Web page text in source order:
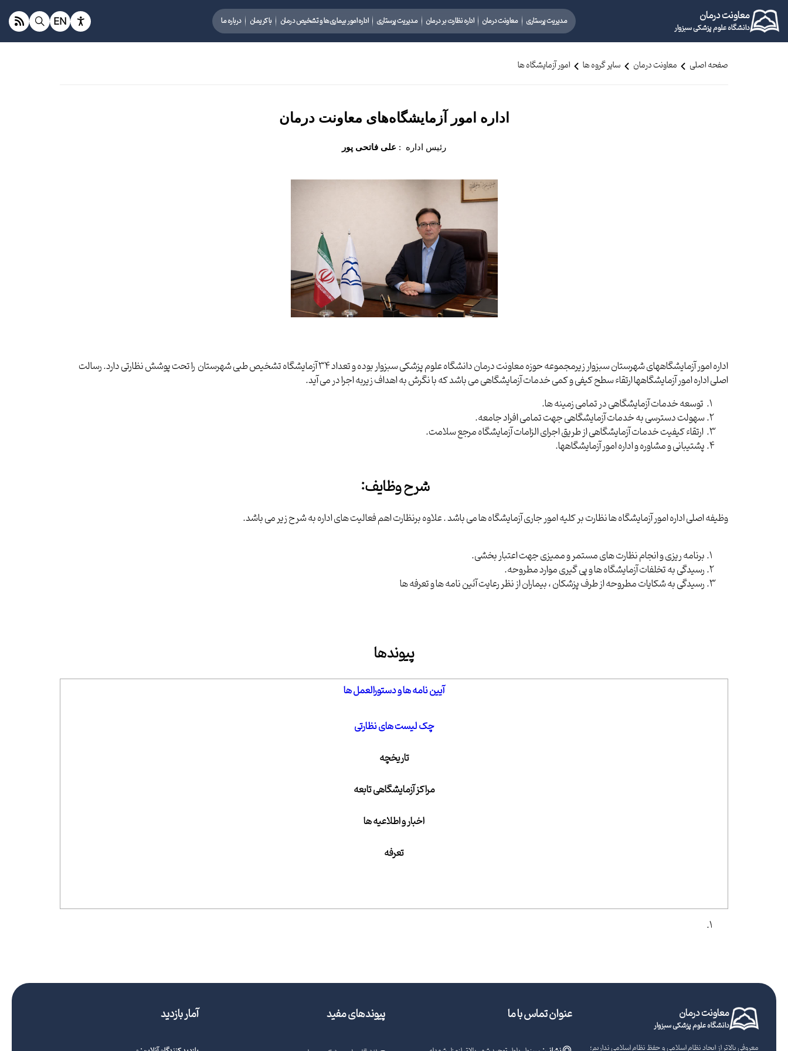
معاونت درمان
دانشگاه علوم پزشکی سبزوار
مدیریت پرستاری معاونت درمان اداره نظارت بر درمان مدیریت پرستاری اداره امور بیماری‌ها و تشخیص درمان باکریمان درباره ما EN
صفحه اصلی معاونت درمان سایر گروه ها امور آزمایشگاه ها
اداره امور آزمایشگاه‌های معاونت درمان
رئیس اداره : علی فاتحی پور
اداره امور آزمایشگاههای شهرستان سبزوار زیرمجموعه حوزه معاونت درمان دانشگاه علوم پزشکی سبزوار بوده و تعداد 34 آزمایشگاه تشخیص طبی شهرستان را تحت پوشش نظارتی دارد. رسالت
اصلی اداره امور آزمایشگاهها ارتقاء سطح کیفی و کمی خدمات آزمایشگاهی می باشد که با نگرش به اهداف زیربه اجرا در می آید.
توسعه خدمات آزمایشگاهی در تمامی زمینه ها.
سهولت دسترسی به خدمات آزمایشگاهی جهت تمامی افراد جامعه.
ارتقاء کیفیت خدمات آزمایشگاهی از طریق اجرای الزامات آزمایشگاه مرجع سلامت.
پشتیبانی و مشاوره و اداره امور آزمایشگاهها.
شرح وظایف:
وظیفه اصلی اداره امور آزمایشگاه ها نظارت بر کلیه امور جاری آزمایشگاه ها می باشد . علاوه برنظارت اهم فعالیت های اداره به شرح زیر می باشد.
برنامه ریزی و انجام نظارت های مستمر و ممیزی جهت اعتبار بخشی.
رسیدگی به تخلفات آزمایشگاه ها و پی گیری موارد مطروحه.
رسیدگی به شکایات مطروحه از طرف پزشکان ، بیماران از نظر رعایت آئین نامه ها و تعرفه ها
پیوندها
آیین نامه ها و دستورالعمل ها
چک لیست های نظارتی
تاریخچه
مراکز آزمایشگاهی تابعه
اخبار و اطلاعیه ها
تعرفه
معاونت درمان
دانشگاه علوم پزشکی سبزوار
معروفی بالاتر از ایجاد نظام اسلامی و حفظ نظام اسلامی نداریم؛
عنوان تماس با ما پیوندهای مفید آمار بازدید